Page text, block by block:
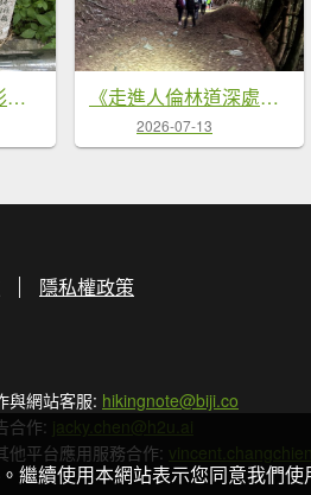
《坪頂古圳步道O形縱走｜大崎頭梯田、竹林秘境，夏日最涼的水圳步道》 《走進人倫林道深處｜西巒大山三天兩夜・在森林裡慢慢前行》
2026-07-13
隱私權政策
與網站客服: hikingnote@biji.co
合作: jacky.chen@h2u.ai
他平台應用服務合作:
繼續使用本網站表示您同意我們